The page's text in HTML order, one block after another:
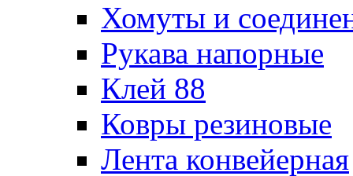
Хомуты и
Рукава напорные
Клей 88
Ковры резиновые
Лента конвейерная